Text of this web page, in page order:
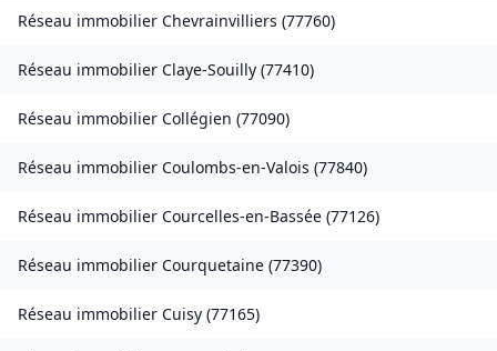
Réseau immobilier Chevrainvilliers (77760)
Réseau immobilier Claye-Souilly (77410)
Réseau immobilier Collégien (77090)
Réseau immobilier Coulombs-en-Valois (77840)
Réseau immobilier Courcelles-en-Bassée (77126)
Réseau immobilier Courquetaine (77390)
Réseau immobilier Cuisy (77165)